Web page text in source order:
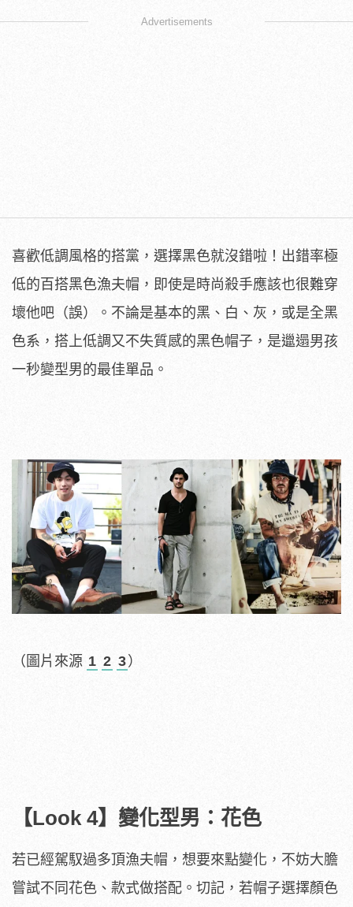
Advertisements
喜歡低調風格的搭黨，選擇黑色就沒錯啦！出錯率極
低的百搭黑色漁夫帽，即使是時尚殺手應該也很難穿
壞他吧（誤）。不論是基本的黑、白、灰，或是全黑
色系，搭上低調又不失質感的黑色帽子，是邋遢男孩
一秒變型男的最佳單品。
（圖片來源 1 2 3）
【Look 4】變化型男：花色
若已經駕馭過多頂漁夫帽，想要來點變化，不妨大膽
嘗試不同花色、款式做搭配。切記，若帽子選擇顏色